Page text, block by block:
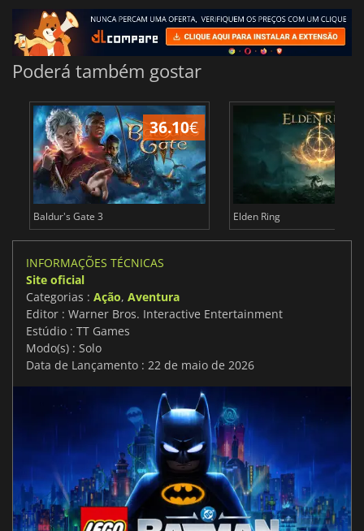
Poderá também gostar
36.10€
Baldur's Gate 3 Elden Ring
INFORMAÇÕES TÉCNICAS
Site oficial
Categorias : Ação, Aventura
Editor : Warner Bros. Interactive Entertainment
Estúdio : TT Games
Modo(s) : Solo
Data de Lançamento : 22 de maio de 2026